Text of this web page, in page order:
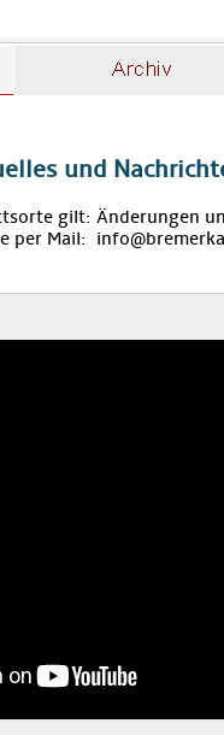
und
gilt: Änderungen
per Mail: